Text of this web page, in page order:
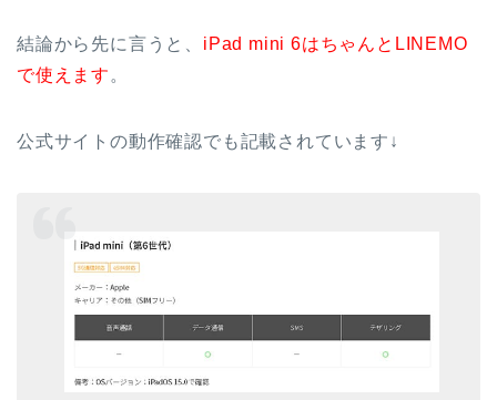
結論から先に言うと、 iPad mini 6はちゃんとLINEMO
で使えます 。
公式サイトの動作確認でも記載されています↓